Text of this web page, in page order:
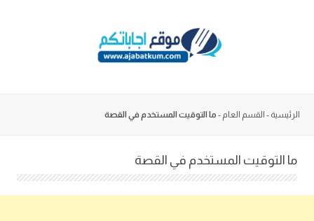
الرئيسية - القسم العام - ما التوقيت المستخدم في القصة
ما التوقيت المستخدم في القصة